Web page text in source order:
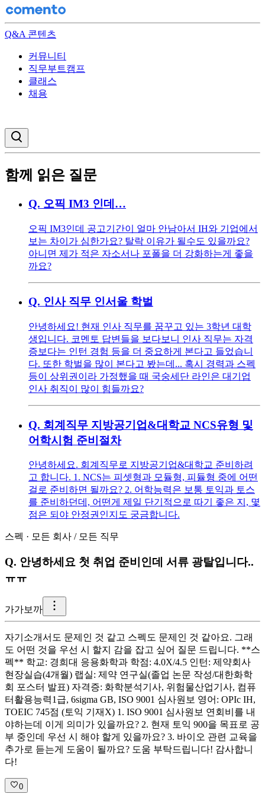
Q&A 콘텐츠
커뮤니티
직무부트캠프
클래스
채용
함께 읽은 질문
Q. 오픽 IM3 인데…
오픽 IM3인데 공고기간이 얼마 안남아서 IH와 기업에서
보는 차이가 심한가요? 탈락 이유가 될수도 있을까요?
아니면 제가 적은 자소서나 포폴을 더 강화하는게 좋을
까요?
Q. 인사 직무 인서울 학벌
안녕하세요! 현재 인사 직무를 꿈꾸고 있는 3학년 대학
생입니다. 코멘토 답변들을 보다보니 인사 직무는 자격
증보다는 인턴 경험 등을 더 중요하게 본다고 들었습니
다. 또한 학벌을 많이 본다고 봤는데... 혹시 경력과 스펙
등이 상위권이라 가정했을 때 국숭세단 라인은 대기업
인사 취직이 많이 힘들까요?
Q. 회계직무 지방공기업&대학교 NCS유형 및
어학시험 준비절차
안녕하세요. 회계직무로 지방공기업&대학교 준비하려
고 합니다. 1. NCS는 피셋형과 모듈형, 피듈형 중에 어떤
걸로 준비하면 될까요? 2. 어학능력은 보통 토익과 토스
를 준비하던데, 어떤게 제일 단기적으로 따기 좋은 지, 몇
점은 되야 안정권인지도 궁금합니다.
스펙 · 모든 회사 / 모든 직무
Q. 안녕하세요 첫 취업 준비인데 서류 광탈입니다..
ㅠㅠ
가가보까
자기소개서도 문제인 것 같고 스펙도 문제인 것 같아요. 그래
도 어떤 것을 우선 시 할지 감을 잡고 싶어 질문 드립니다. **스
펙** 학교: 경희대 응용화학과 학점: 4.0X/4.5 인턴: 제약회사
현장실습(4개월) 랩실: 제약 연구실(졸업 논문 작성/대한화학
회 포스터 발표) 자격증: 화학분석기사, 위험물산업기사, 컴퓨
터활용능력1급, 6sigma GB, ISO 9001 심사원보 영어: OPIc IH,
TOEIC 745점 (토익 기재X) 1. ISO 9001 심사원보 연회비를 내
야하는데 이게 의미가 있을까요? 2. 현재 토익 900을 목표로 공
부 중인데 우선 시 해야 할게 있을까요? 3. 바이오 관련 교육을
추가로 듣는게 도움이 될까요? 도움 부탁드립니다! 감사합니
다!
0